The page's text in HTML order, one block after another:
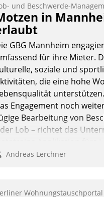
und Beschwerde-
in
GBG Mannheim
für ihre Mieter.
soziale und
die eine hohe
Engagement noch
Bearbeitung von
Lob – richtet das
Management
Andreas Lerchner
Wohnungstauschportal